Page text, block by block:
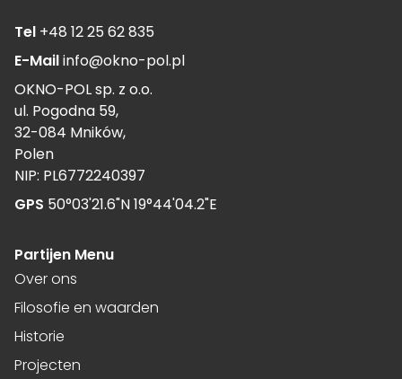
Tel +48 12 25 62 835
E-Mailinfo@okno-pol.pl
OKNO-POL sp. z o.o.
ul. Pogodna 59,
32-084 Mników,
Polen
NIP: PL6772240397
GPS 50°03'21.6"N 19°44'04.2"E
Partijen Menu
Over ons
Filosofie en waarden
Historie
Projecten